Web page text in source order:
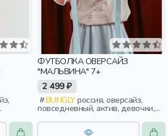
ФУТБОЛКА ОВЕРСАЙЗ
"МАЛЬВИНА" 7+
2 499 ₽
BUNGLYроссия, оверсайз,
повседневный, актив, девочки,